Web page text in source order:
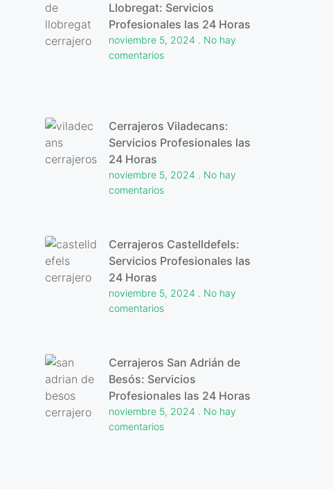
Llobregat: Servicios
Profesionales las 24 Horas
noviembre 5, 2024
No hay
comentarios
Cerrajeros Viladecans:
Servicios Profesionales las
24 Horas
noviembre 5, 2024
No hay
comentarios
Cerrajeros Castelldefels:
Servicios Profesionales las
24 Horas
noviembre 5, 2024
No hay
comentarios
Cerrajeros San Adrián de
Besós: Servicios
Profesionales las 24 Horas
noviembre 5, 2024
No hay
comentarios